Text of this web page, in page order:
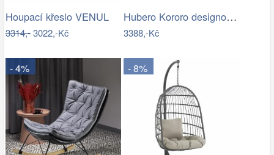
Houpací křeslo VENUL
3314,-3022,-Kč
Hubero Kororo designové houpací psi…
3388,-Kč
- 4% - 8%